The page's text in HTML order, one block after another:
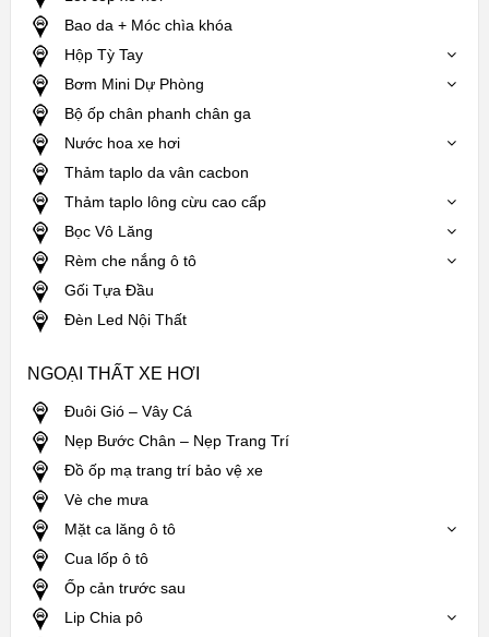
Bao da + Móc chìa khóa
Hộp Tỳ Tay
Bơm Mini Dự Phòng
Bộ ốp chân phanh chân ga
Nước hoa xe hơi
Thảm taplo da vân cacbon
Thảm taplo lông cừu cao cấp
Bọc Vô Lăng
Rèm che nắng ô tô
Gối Tựa Đầu
Đèn Led Nội Thất
NGOẠI THẤT XE HƠI
Đuôi Gió – Vây Cá
Nẹp Bước Chân – Nẹp Trang Trí
Đồ ốp mạ trang trí bảo vệ xe
Vè che mưa
Mặt ca lăng ô tô
Cua lốp ô tô
Ốp cản trước sau
Lip Chia pô